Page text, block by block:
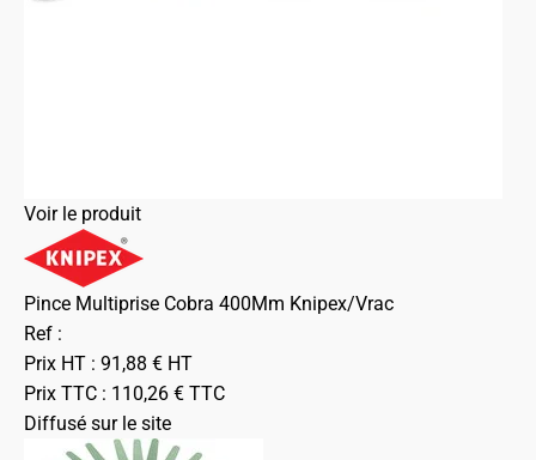
Voir le produit
Pince Multiprise Cobra 400Mm Knipex/Vrac
Ref :
Prix HT : 91,88 € HT
Prix TTC : 110,26 € TTC
Diffusé sur le site